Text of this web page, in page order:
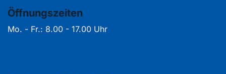
Öffnungszeiten
Mo. - Fr.: 8.00 - 17.00 Uhr